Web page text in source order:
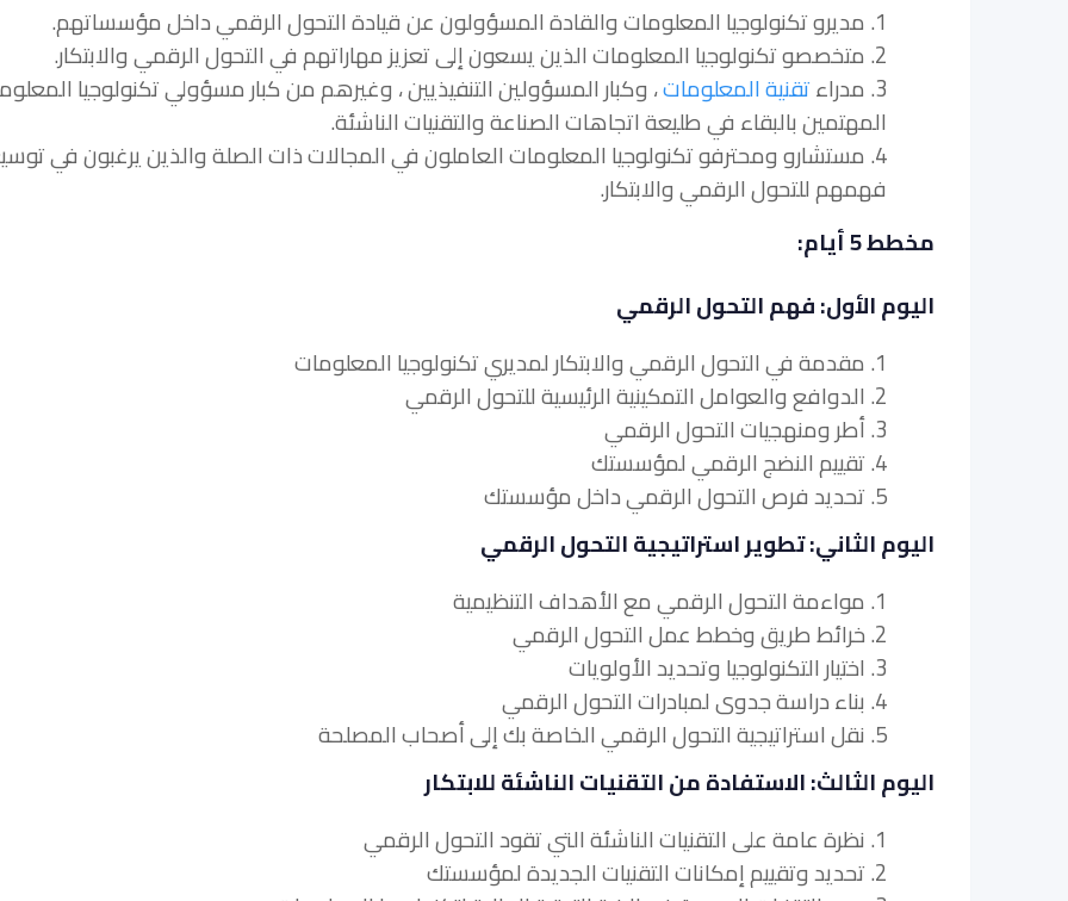
1. مديرو تكنولوجيا المعلومات والقادة المسؤولون عن قيادة التحول الرقمي داخل مؤسساتهم.
2. متخصصو تكنولوجيا المعلومات الذين يسعون إلى تعزيز مهاراتهم في التحول الرقمي والابتكار.
3. مدراء
تقنية المعلومات، وكبار المسؤولين التنفيذيين ، وغيرهم من كبار مسؤولي تكنولوجيا
المهتمين بالبقاء في طليعة اتجاهات الصناعة والتقنيات الناشئة.
4. مستشارو ومحترفو تكنولوجيا المعلومات العاملون في المجالات ذات الصلة والذين يرغبون في
فهمهم للتحول الرقمي والابتكار.
مخطط 5 أيام:
اليوم الأول: فهم التحول الرقمي
1. مقدمة في التحول الرقمي والابتكار لمديري تكنولوجيا المعلومات
2. الدوافع والعوامل التمكينية الرئيسية للتحول الرقمي
3. أطر ومنهجيات التحول الرقمي
4. تقييم النضج الرقمي لمؤسستك
5. تحديد فرص التحول الرقمي داخل مؤسستك
اليوم الثاني: تطوير استراتيجية التحول الرقمي
1. مواءمة التحول الرقمي مع الأهداف التنظيمية
2. خرائط طريق وخطط عمل التحول الرقمي
3. اختيار التكنولوجيا وتحديد الأولويات
4. بناء دراسة جدوى لمبادرات التحول الرقمي
5. نقل استراتيجية التحول الرقمي الخاصة بك إلى أصحاب المصلحة
اليوم الثالث: الاستفادة من التقنيات الناشئة للابتكار
1. نظرة عامة على التقنيات الناشئة التي تقود التحول الرقمي
2. تحديد وتقييم إمكانات التقنيات الجديدة لمؤسستك